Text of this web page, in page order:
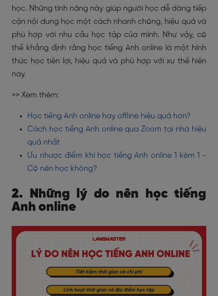
học. Những tính năng này giúp người học dễ dàng tiếp
cận nội dung học một cách nhanh chóng, hiệu quả và
phù hợp với nhu cầu học tập của mình. Như vậy, có
thể khẳng định rằng học tiếng Anh online là một hình
thức học tiện lợi, hiệu quả và phù hợp với xu thế hiện
nay.
>> Xem thêm:
Học tiếng Anh online hay offline hiệu quả hơn?
Cách học tiếng Anh online qua Zoom tại nhà hiệu
quả nhất
Ưu nhược điểm khi học tiếng Anh online 1 kèm 1 -
Có nên học không?
2. Những lý do nên học tiếng
Anh online